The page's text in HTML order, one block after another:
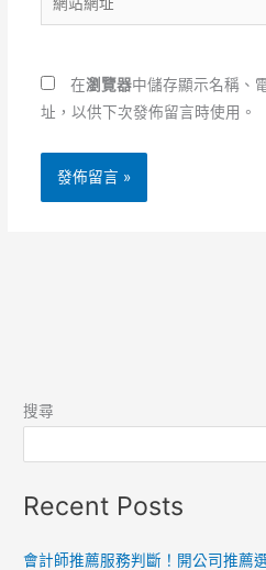
地
*
站
址
在瀏覽器中儲存顯示名稱、
址，以供下次發佈留言時使用。
搜尋
Recent Posts
會計師推薦服務判斷！開公司推薦